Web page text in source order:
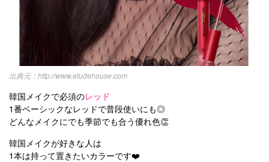
http://www.etudehouse.com
韓国メイクで必須のレッド
1番ベーシックなレッドで普段使いにも◎
どんなメイクにでも季節でも合う優れ色👏
韓国メイクが好きな人は
1本は持って置きたいカラーです❤️